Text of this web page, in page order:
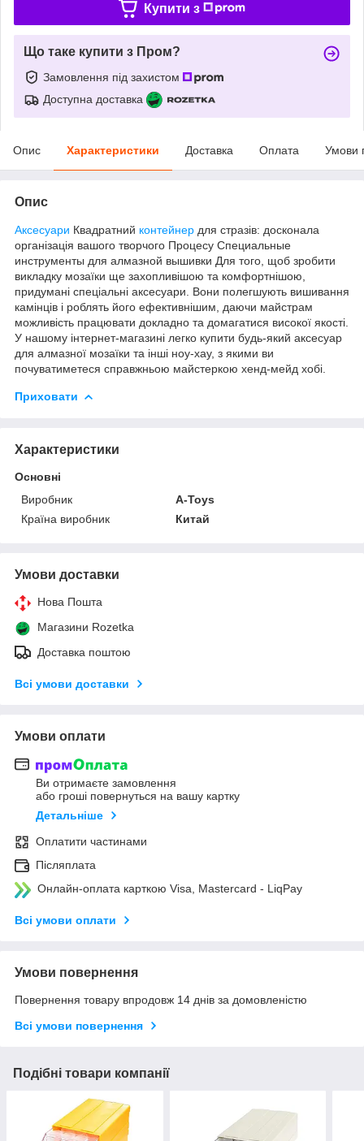
Купити з
Що таке купити з Пром?
Замовлення під захистом
Доступна доставка
Опис Характеристики Доставка Оплата Умови
Опис
Аксесуари Квадратний контейнер для стразів: досконала
організація вашого творчого Процесу Специальные
инструменты для алмазной вышивки Для того, щоб зробити
викладку мозаїки ще захопливішою та комфортнішою,
придумані спеціальні аксесуари. Вони полегшують вишивання
камінців і роблять його ефективнішим, даючи майстрам
можливість працювати докладно та домагатися високої якості.
У нашому інтернет-магазині легко купити будь-який аксесуар
для алмазної мозаїки та інші ноу-хау, з якими ви
почуватиметеся справжньою майстеркою хенд-мейд хобі.
Приховати
Характеристики
Основні
Виробник
A-Toys
Країна виробник
Китай
Умови доставки
Нова Пошта
Магазини Rozetka
Доставка поштою
Всі умови доставки
Умови оплати
Ви отримаєте замовлення
або гроші повернуться на вашу картку
Детальніше
Оплатити частинами
Післяплата
Онлайн-оплата карткою Visa, Mastercard - LiqPay
Всі умови оплати
Умови повернення
Повернення товару впродовж 14 днів за домовленістю
Всі умови повернення
Подібні товари компанії